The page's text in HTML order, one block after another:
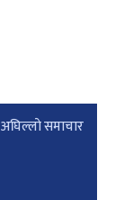
अघिल्लाे समाचार